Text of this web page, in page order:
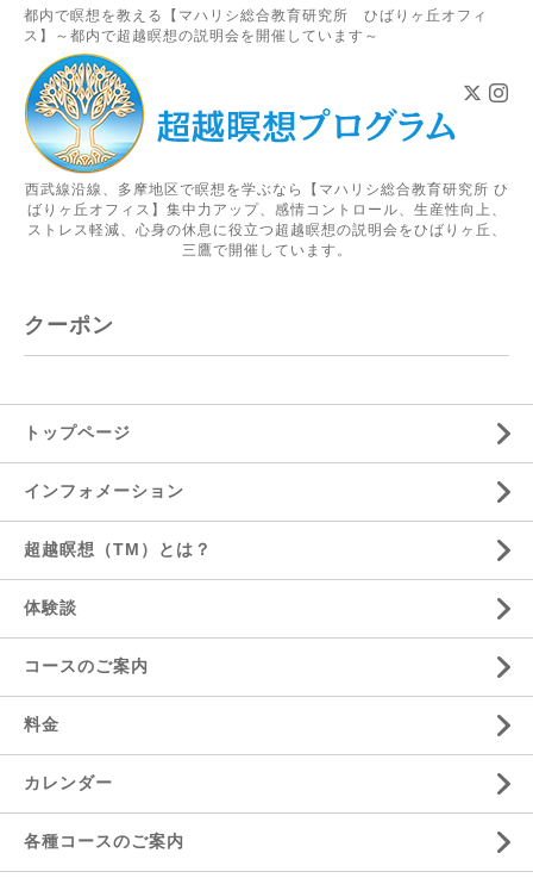
都内で瞑想を教える【マハリシ総合教育研究所 ひばりヶ丘オフィ
ス】～都内で超越瞑想の説明会を開催しています～
西武線沿線、多摩地区で瞑想を学ぶなら【マハリシ総合教育研究所 ひ
ばりヶ丘オフィス】集中力アップ、感情コントロール、生産性向上、
ストレス軽減、心身の休息に役立つ超越瞑想の説明会をひばりヶ丘、
三鷹で開催しています。
クーポン
トップページ
インフォメーション
超越瞑想（TM）とは？
体験談
コースのご案内
料金
カレンダー
各種コースのご案内